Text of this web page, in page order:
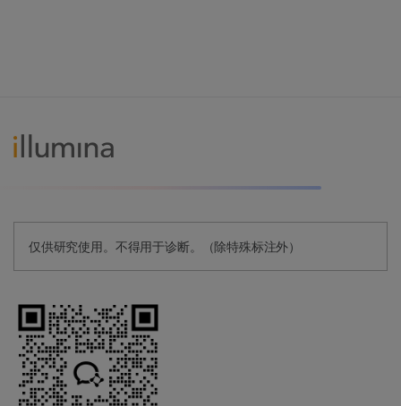
仅供研究使用。不得用于诊断。（除特殊标注外）